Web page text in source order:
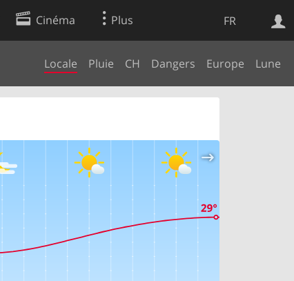
FR
Cinéma Plus
Locale Pluie CH Dangers Europe Lune
Web